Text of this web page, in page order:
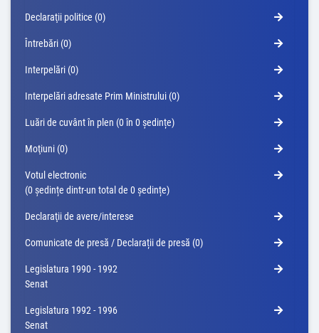
Declaraţii politice (0)
Întrebări (0)
Interpelări (0)
Interpelări adresate Prim Ministrului (0)
Luări de cuvânt în plen (0 în 0 ședințe)
Moţiuni (0)
Votul electronic
(0 ședințe dintr-un total de 0 ședințe)
Declaraţii de avere/interese
Comunicate de presă / Declarații de presă (0)
Legislatura 1990 - 1992
Senat
Legislatura 1992 - 1996
Senat